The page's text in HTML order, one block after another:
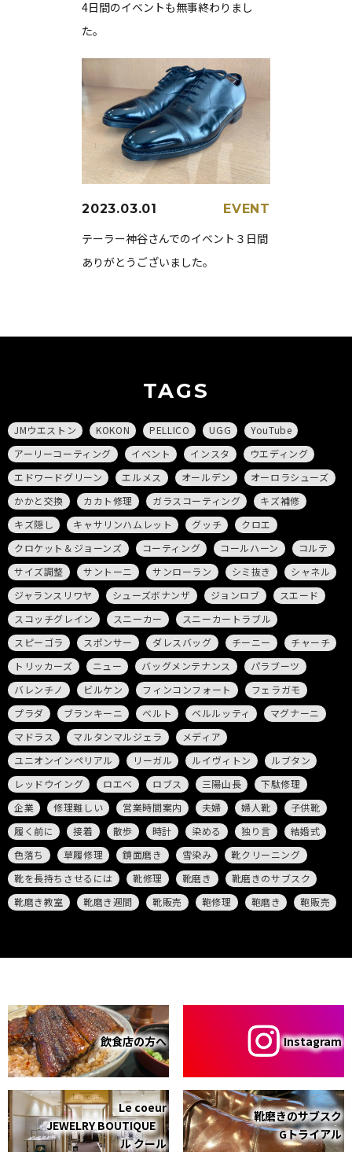
4日間のイベントも無事終わりまし
た。
2023.03.01 EVENT
テーラー神谷さんでのイベント３日間
ありがとうございました。
TAGS
JMウエストン KOKON PELLICO UGG
YouTube
アーリーコーティング
イベント インスタ
ウエディング
エドワードグリーン
エルメス オールデン
オーロラシューズ
かかと交換
カカト修理 ガラスコーティング
キズ補修
キズ隠し
キャサリンハムレット グッチ
クロエ
クロケット＆ジョーンズ
コーティング コールハーン
コルテ
サイズ調整
サントーニ サンローラン シミ抜き
シャネル
ジャランスリワヤ
シューズボナンザ ジョンロブ
スエード
スコッチグレイン
スニーカー
スニーカートラブル
スピーゴラ
スポンサー ダレスバッグ チーニー
チャーチ
トリッカーズ
ニュー バッグメンテナンス
パラブーツ
バレンチノ
ビルケン フィンコンフォート
フェラガモ
プラダ
ブランキーニ ベルト ベルルッティ
マグナーニ
マドラス
マルタンマルジェラ
メディア
ユニオンインペリアル
リーガル ルイヴィトン
ルブタン
レッドウイング
ロエベ ロブス 三陽山長
下駄修理
企業
修理難しい 営業時間案内 夫婦 婦人靴
子供靴
履く前に
接着 散歩 時計 染める 独り言
結婚式
色落ち
草履修理 鏡面磨き 雪染み
靴クリーニング
靴を長持ちさせるには
靴修理 靴磨き
靴磨きのサブスク
靴磨き教室
靴磨き週間 靴販売 鞄修理 鞄磨き 鞄販売
飲食店の方へ Instagram
Le coeur
JEWELRY BOUTIQUE
ル クール
靴磨きのサブスク
Gトライアル